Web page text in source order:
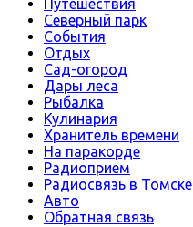
Путешествия
Северный парк
События
Отдых
Сад-огород
Дары леса
Рыбалка
Кулинария
Хранитель времени
На паракорде
Радиоприем
Радиосвязь в Томске
Авто
Обратная связь